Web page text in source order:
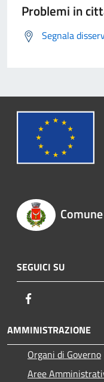
Problemi in
Segnala
SEGUICI SU
AMMINISTRAZIONE
Organi di Governo
Aree